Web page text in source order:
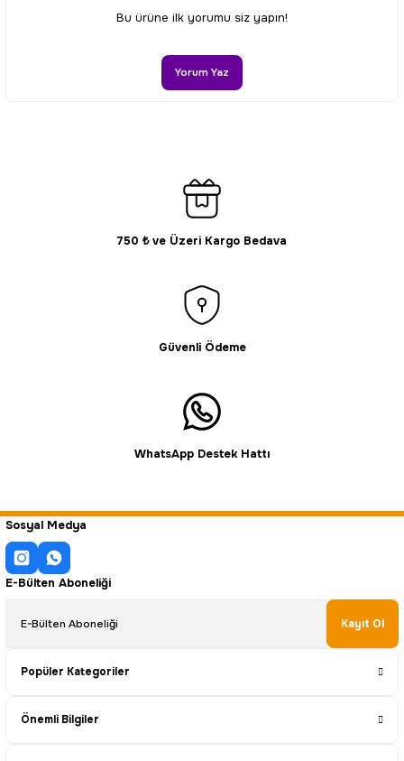
Ürün resmi kalitesiz, bozuk veya görüntülenemiyor.
Ürün bilgilerinde hatalar bulunuyor.
Gönder
Bu ürüne ilk yorumu siz yapın!
Yorum Yaz
750 ₺ ve Üzeri Kargo Bedava
Güvenli Ödeme
WhatsApp Destek Hattı
Sosyal Medya
E-Bülten Aboneliği
Kayıt Ol
Popüler Kategoriler
Önemli Bilgiler